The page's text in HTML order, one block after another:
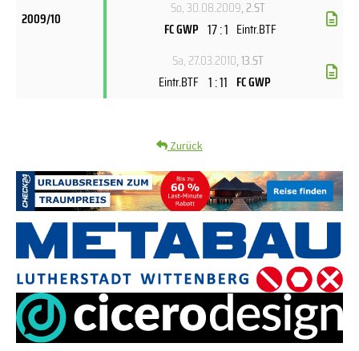
2009/10
So, 30.08.2009, 2.ST
FC GWP 17 : 1 Eintr.BTF
Sa, 27.03.2010, 13.ST
Eintr.BTF 1 : 11 FC GWP
Zurück